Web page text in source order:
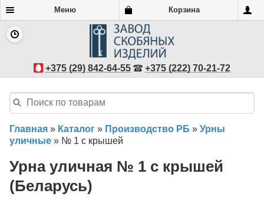
Меню Корзина
+375 (29) 842-64-55 +375 (222) 70-21-72
Главная » Каталог » Производство РБ » Урны
уличные » № 1 с крышей
Урна уличная № 1 с крышей
(Беларусь)